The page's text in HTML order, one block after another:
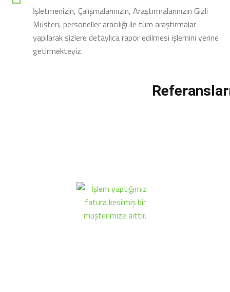
İşletmenizin, Çalışmalarınızın, Araştırmalarınızın Gizli
Müşteri, personeller aracılığı ile tüm araştırmalar
yapılarak sizlere detaylıca rapor edilmesi işlemini yerine
getirmekteyiz.